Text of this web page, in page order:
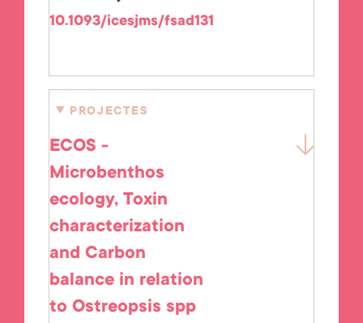
10.1093/icesjms/fsad131
PROJECTES
ECOS -
Microbenthos
ecology, Toxin
characterization
and Carbon
balance in relation
to Ostreopsis spp